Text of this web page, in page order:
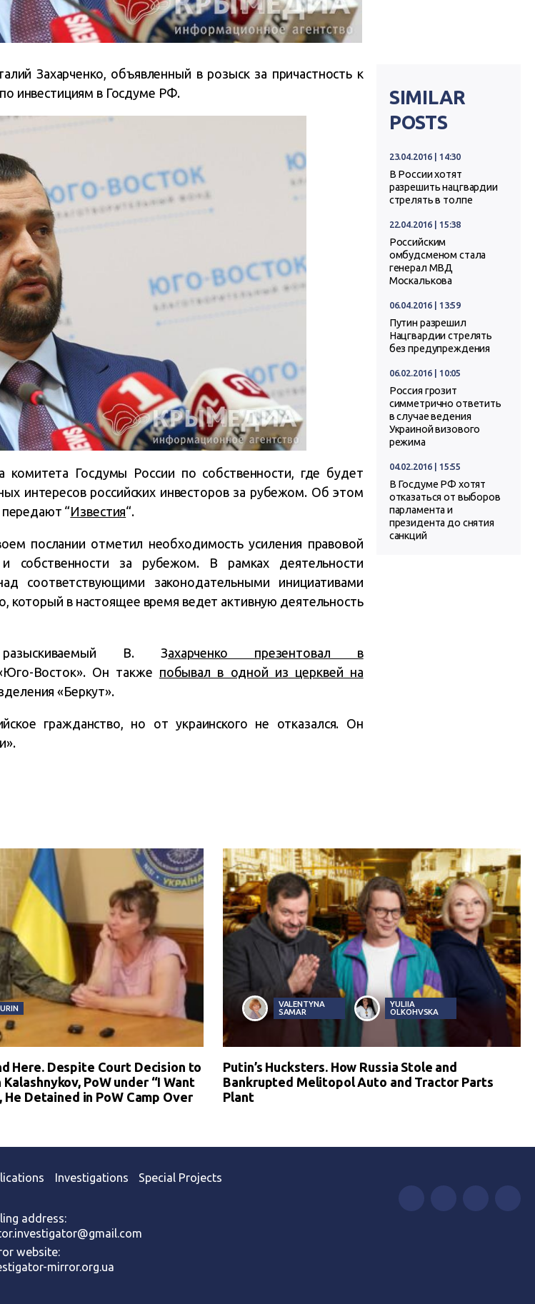
Захарченко, объявленный в розыск за причастность к
инвестициям в Госдуме РФ.
комитета Госдумы России по собственности, где будет
интересов российских инвесторов за рубежом. Об этом
передают “Известия“.
послании отметил необходимость усиления правовой
собственности за рубежом. В рамках деятельности
соответствующими законодательными инициативами
который в настоящее время ведет активную деятельность
В. Захарченко презентовал в
Восток». Он также побывал в одной из церквей на
«Беркут».
гражданство, но от украинского не отказался. Он
SIMILAR
POSTS
23.04.2016 | 14:30
В России хотят
разрешить нацгвардии
стрелять в толпе
22.04.2016 | 15:38
Российским
омбудсменом стала
генерал МВД
Москалькова
06.04.2016 | 13:59
Путин разрешил
Нацгвардии стрелять
без предупреждения
06.02.2016 | 10:05
Россия грозит
симметрично ответить
в случае ведения
Украиной визового
режима
04.02.2016 | 15:55
В Госдуме РФ хотят
отказаться от выборов
парламента и
президента до снятия
санкций
Here. Despite Court Decision to
PoW under “I Want
Detained in PoW Camp Over
VALENTYNA
SAMAR
YULIIA
OLKOHVSKA
Putin’s Hucksters. How Russia Stole and
Bankrupted Melitopol Auto and Tractor Parts
Plant
Investigations Special Projects
address:
website:
mirror.org.ua